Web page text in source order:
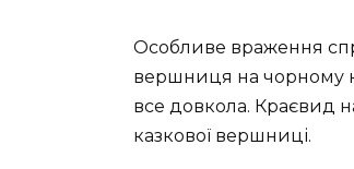
Особливе враження
вершниця на чорному
все довкола. Краєвид
казкової вершниці.